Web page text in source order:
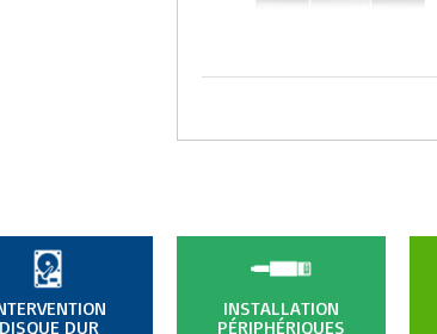
DISQUE DUR
INSTALLATION
PÉRIPHÉRIQUES